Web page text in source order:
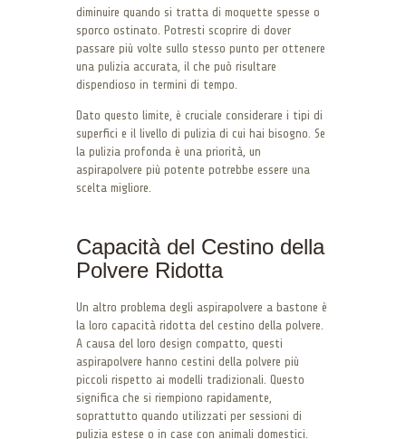
diminuire quando si tratta di moquette spesse o
sporco ostinato. Potresti scoprire di dover
passare più volte sullo stesso punto per ottenere
una pulizia accurata, il che può risultare
dispendioso in termini di tempo.
Dato questo limite, è cruciale considerare i tipi di
superfici e il livello di pulizia di cui hai bisogno. Se
la pulizia profonda è una priorità, un
aspirapolvere più potente potrebbe essere una
scelta migliore.
Capacità del Cestino della
Polvere Ridotta
Un altro problema degli aspirapolvere a bastone è
la loro capacità ridotta del cestino della polvere.
A causa del loro design compatto, questi
aspirapolvere hanno cestini della polvere più
piccoli rispetto ai modelli tradizionali. Questo
significa che si riempiono rapidamente,
soprattutto quando utilizzati per sessioni di
pulizia estese o in case con animali domestici.